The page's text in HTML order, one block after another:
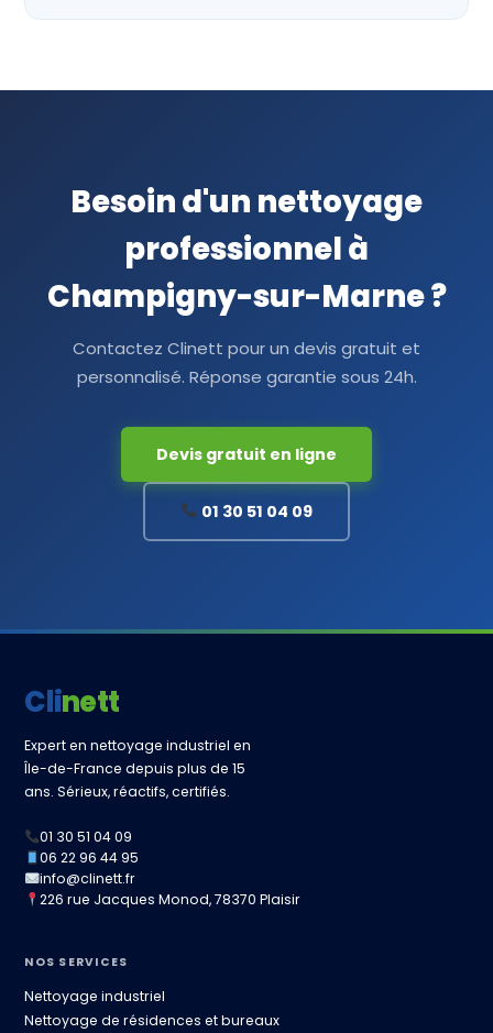
Besoin d'un nettoyage
professionnel à
Champigny-sur-Marne ?
Contactez Clinett pour un devis gratuit et
personnalisé. Réponse garantie sous 24h.
Devis gratuit en ligne
01 30 51 04 09
Clinett
Expert en nettoyage industriel en
Île-de-France depuis plus de 15
ans. Sérieux, réactifs, certifiés.
01 30 51 04 09
06 22 96 44 95
info@clinett.fr
226 rue Jacques Monod, 78370 Plaisir
NOS SERVICES
Nettoyage industriel
Nettoyage de résidences et bureaux